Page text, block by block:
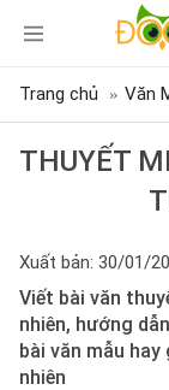
Trang chủ Văn
THUYẾT
Xuất bản: 30/01/
Viết bài văn
nhiên, hướng
bài văn mẫu
nhiên